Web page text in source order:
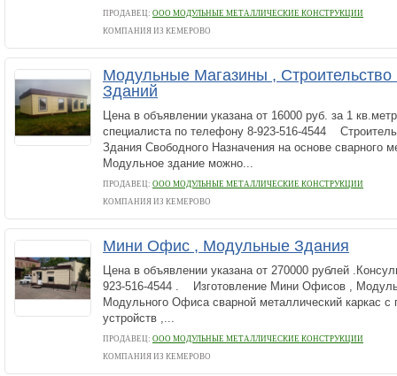
ПРОДАВЕЦ: ООО МОДУЛЬНЫЕ МЕТАЛЛИЧЕСКИЕ КОНСТРУКЦИИ
КОМПАНИЯ ИЗ КЕМЕРОВО
Модульные Магазины ,
Зданий
Цена в объявлении указана от 16000 руб. за 1
специалиста по телефону 8-923-516-4544
Здания Свободного Назначения на основе сварного
Модульное здание можно...
ПРОДАВЕЦ: ООО МОДУЛЬНЫЕ МЕТАЛЛИЧЕСКИЕ КОНСТРУКЦИИ
КОМПАНИЯ ИЗ КЕМЕРОВО
Мини Офис , Модульные Здания
Цена в объявлении указана от 270000 рублей
923-516-4544 . Изготовление Мини Офисов ,
Модульного Офиса сварной металлический каркас с
устройств ,...
ПРОДАВЕЦ: ООО МОДУЛЬНЫЕ МЕТАЛЛИЧЕСКИЕ КОНСТРУКЦИИ
КОМПАНИЯ ИЗ КЕМЕРОВО